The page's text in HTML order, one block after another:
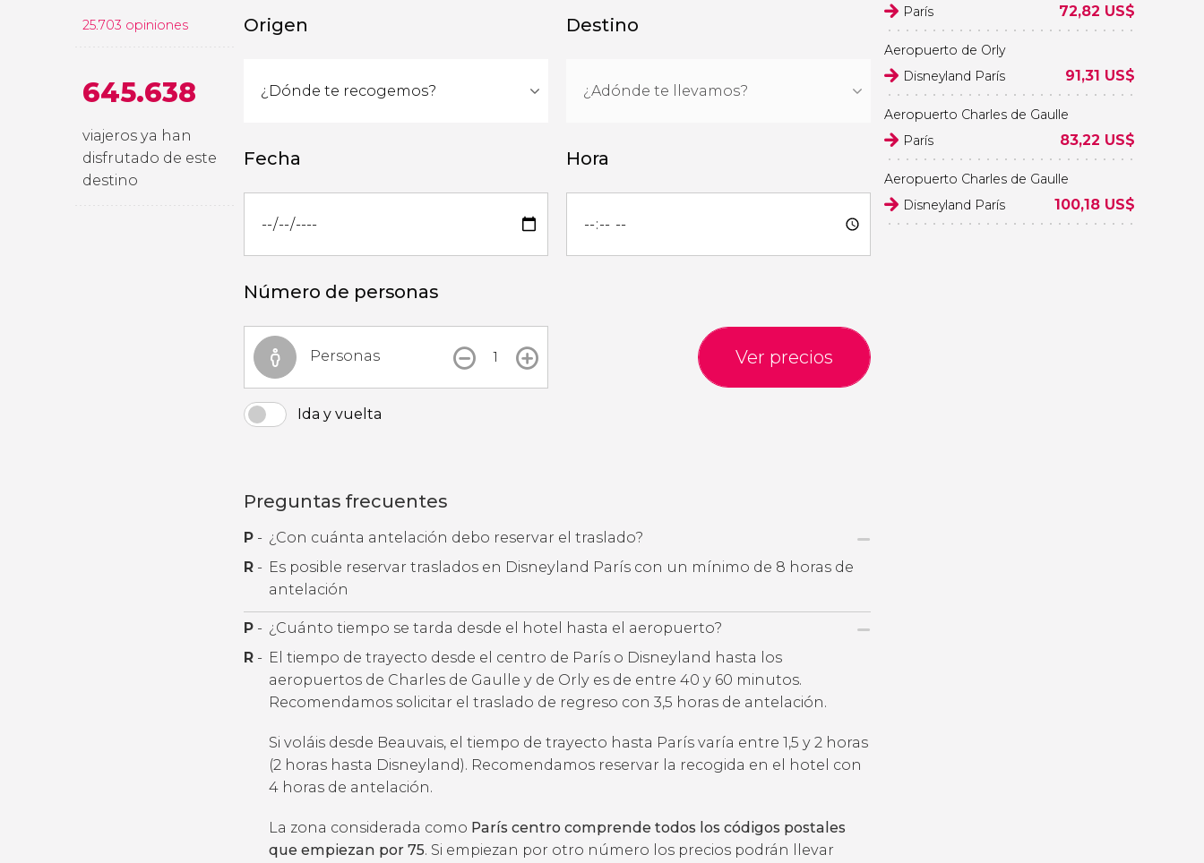
Carmen Guillo
25.703 opiniones
645.638
viajeros ya han
disfrutado de este
destino
Origen Destino
Fecha Hora
Número de personas
Personas Ver precios
Ida y vuelta
Preguntas frecuentes
P - ¿Con cuánta antelación debo reservar el traslado?
R - Es posible reservar traslados en Disneyland París con un mínimo de 8 horas de
antelación
P - ¿Cuánto tiempo se tarda desde el hotel hasta el aeropuerto?
R - El tiempo de trayecto desde el centro de París o Disneyland hasta los
aeropuertos de Charles de Gaulle y de Orly es de entre 40 y 60 minutos.
Recomendamos solicitar el traslado de regreso con 3,5 horas de antelación.
Si voláis desde Beauvais, el tiempo de trayecto hasta París varía entre 1,5 y 2 horas
(2 horas hasta Disneyland). Recomendamos reservar la recogida en el hotel con
4 horas de antelación.
La zona considerada como París centro comprende todos los códigos postales
que empiezan por 75. Si empiezan por otro número los precios podrán llevar
París
72,82 US$
Aeropuerto de Orly
Disneyland París
91,31 US$
Aeropuerto Charles de Gaulle
París
83,22 US$
Aeropuerto Charles de Gaulle
Disneyland París
100,18 US$